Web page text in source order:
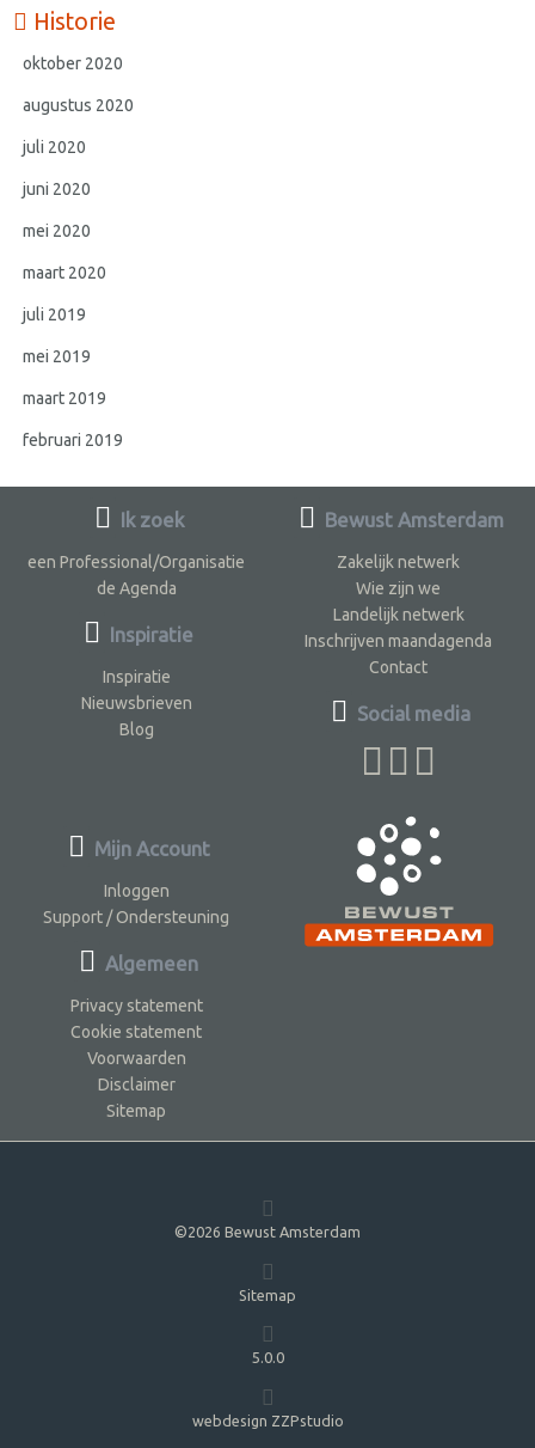
Historie
oktober 2020
augustus 2020
juli 2020
juni 2020
mei 2020
maart 2020
juli 2019
mei 2019
maart 2019
februari 2019
Ik zoek
een Professional/Organisatie
de Agenda
Inspiratie
Inspiratie
Nieuwsbrieven
Blog
Bewust Amsterdam
Zakelijk netwerk
Wie zijn we
Landelijk netwerk
Inschrijven maandagenda
Contact
Social media
Mijn Account
Inloggen
Support / Ondersteuning
Algemeen
Privacy statement
Cookie statement
Voorwaarden
Disclaimer
Sitemap
©2026 Bewust Amsterdam
Sitemap
5.0.0
webdesign ZZPstudio